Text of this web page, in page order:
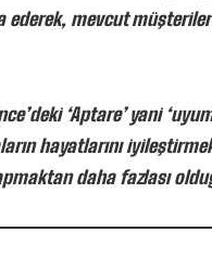
ederek, mevcut
‘Aptare’ yani
hayatlarını
daha fazlası